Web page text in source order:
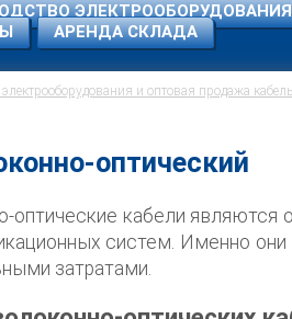
ЭЛЕКТРООБОРУДОВАНИЯ
АРЕНДА СКЛАДА
и оптовая продажа
оптический
оптические кабели
систем. Именно
затратами.